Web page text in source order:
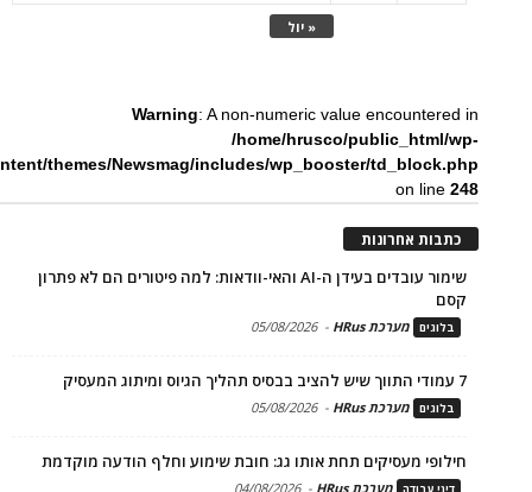
« יול
Warning: A non-numeric value encountered in
/home/hrusco/public_html/wp-
themes/Newsmag/includes/wp_booster/td_block.php
on line248
כתבות אחרונות
שימור עובדים בעידן ה-AI והאי-וודאות: למה פיטורים הם לא פתרון
קסם
בלוגים מערכת HRus -
05/08/2026
7 עמודי התווך שיש להציב בבסיס תהליך הגיוס ומיתוג המעסיק
בלוגים מערכת HRus -
05/08/2026
חילופי מעסיקים תחת אותו גג: חובת שימוע וחלף הודעה מוקדמת
דיני עבודה מערכת HRus -
04/08/2026